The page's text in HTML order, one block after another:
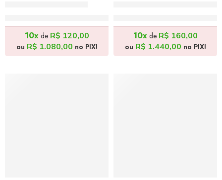
10xde R$ 120,00
ou R$ 1.080,00 no PIX!
10xde R$ 160,00
ou R$ 1.440,00 no PIX!